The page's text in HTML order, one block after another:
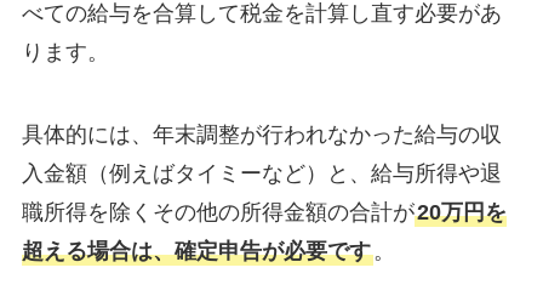
べての給与を合算して税金を計算し直す必要があ
ります。
具体的には、年末調整が行われなかった給与の収
入金額（例えばタイミーなど）と、給与所得や退
職所得を除くその他の所得金額の合計が20万円を
超える場合は、確定申告が必要です。